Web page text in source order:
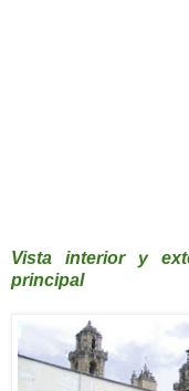
Vista interior y
principal